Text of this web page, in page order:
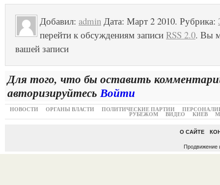
Добавил: admin Дата: Март 2 2010. Рубрика:
перейти к обсуждениям записи RSS 2.0. Вы
вашей записи
Для того, что бы оставить
авторизируйтесьВойти
НОВОСТИ ОРГАНЫ ВЛАСТИ ПОЛИТИЧЕСКИЕ ПАРТИИ
РУБЕЖОМ ВИДЕО КИЕВ
О САЙТЕ
Продвижение